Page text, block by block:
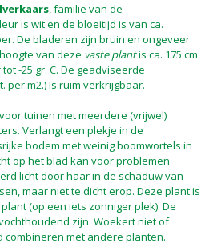
, familie van de
is wit en de bloeitijd is van ca.
De bladeren zijn bruin en ongeveer
van deze vaste plantis ca. 175 cm.
-25 gr. C. De geadviseerde
per m2.) Is ruim verkrijgbaar.
tuinen met meerdere (vrijwel)
Verlangt een plekje in de
bodem met weinig boomwortels in
op het blad kan voor problemen
licht door haar in de schaduw van
maar niet te dicht erop. Deze plant is
(op een iets zonniger plek). De
zijn. Woekert niet of
combineren met andere planten.